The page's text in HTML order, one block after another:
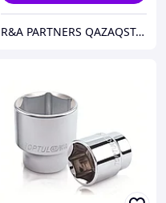
R&A PARTNERS QAZAQSTAN